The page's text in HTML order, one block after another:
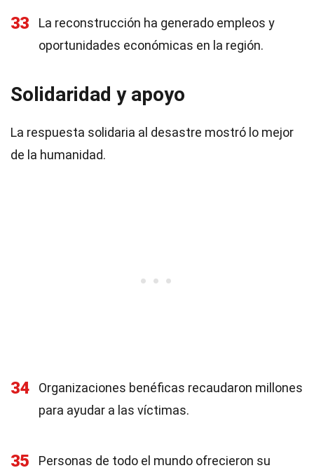
33
La reconstrucción ha generado empleos y
oportunidades económicas en la región.
Solidaridad y apoyo
La respuesta solidaria al desastre mostró lo mejor
de la humanidad.
34
Organizaciones benéficas recaudaron millones
para ayudar a las víctimas.
35
Personas de todo el mundo ofrecieron su